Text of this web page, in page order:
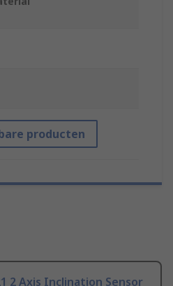
producten
2 Axis Inclination Sensor